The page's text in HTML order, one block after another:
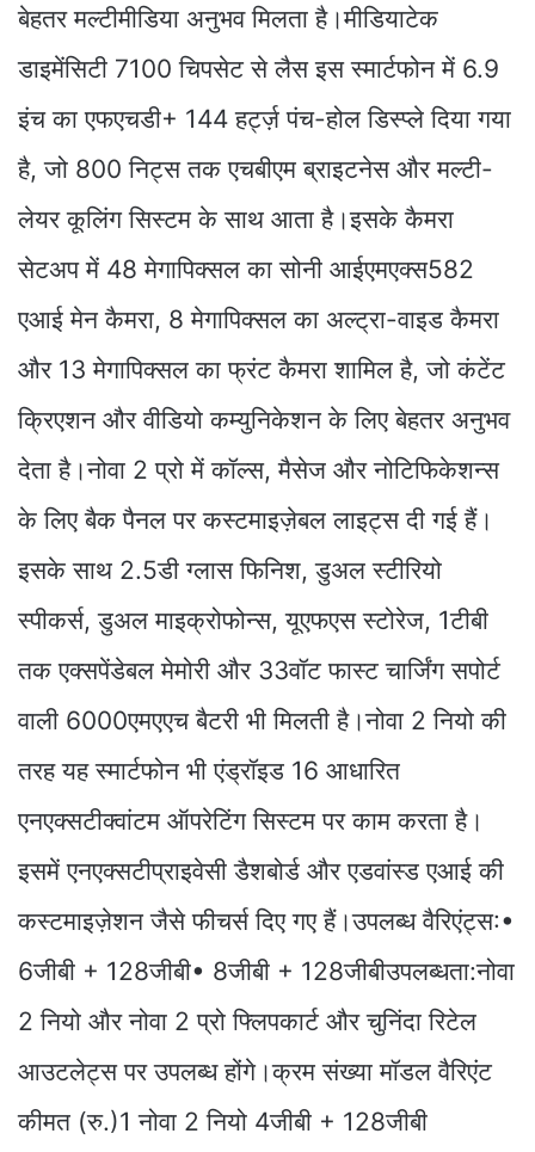
बेहतर मल्टीमीडिया अनुभव मिलता है।मीडियाटेक
डाइमेंसिटी 7100 चिपसेट से लैस इस स्मार्टफोन में 6.9
इंच का एफएचडी+ 144 हर्ट्ज़ पंच-होल डिस्प्ले दिया गया
है, जो 800 निट्स तक एचबीएम ब्राइटनेस और मल्टी-
लेयर कूलिंग सिस्टम के साथ आता है।इसके कैमरा
सेटअप में 48 मेगापिक्सल का सोनी आईएमएक्स582
एआई मेन कैमरा, 8 मेगापिक्सल का अल्ट्रा-वाइड कैमरा
और 13 मेगापिक्सल का फ्रंट कैमरा शामिल है, जो कंटेंट
क्रिएशन और वीडियो कम्युनिकेशन के लिए बेहतर अनुभव
देता है।नोवा 2 प्रो में कॉल्स, मैसेज और नोटिफिकेशन्स
के लिए बैक पैनल पर कस्टमाइज़ेबल लाइट्स दी गई हैं।
इसके साथ 2.5डी ग्लास फिनिश, डुअल स्टीरियो
स्पीकर्स, डुअल माइक्रोफोन्स, यूएफएस स्टोरेज, 1टीबी
तक एक्सपेंडेबल मेमोरी और 33वॉट फास्ट चार्जिंग सपोर्ट
वाली 6000एमएएच बैटरी भी मिलती है।नोवा 2 नियो की
तरह यह स्मार्टफोन भी एंड्रॉइड 16 आधारित
एनएक्सटीक्वांटम ऑपरेटिंग सिस्टम पर काम करता है।
इसमें एनएक्सटीप्राइवेसी डैशबोर्ड और एडवांस्ड एआई की
कस्टमाइज़ेशन जैसे फीचर्स दिए गए हैं।उपलब्ध वैरिएंट्स:•
6जीबी + 128जीबी• 8जीबी + 128जीबीउपलब्धता:नोवा
2 नियो और नोवा 2 प्रो फ्लिपकार्ट और चुनिंदा रिटेल
आउटलेट्स पर उपलब्ध होंगे।क्रम संख्या मॉडल वैरिएंट
कीमत (रु.)1 नोवा 2 नियो 4जीबी + 128जीबी